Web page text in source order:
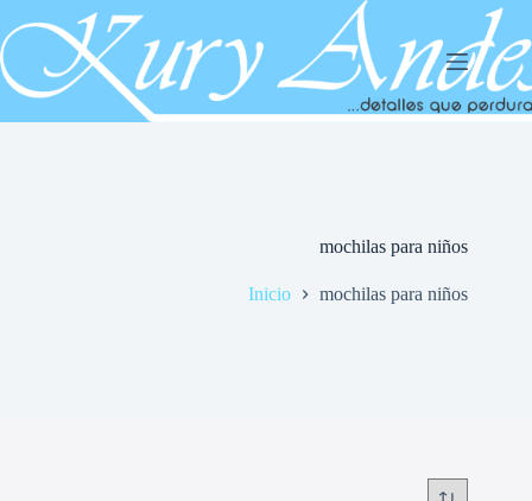
al
contenido
mochilas para niños
Inicio mochilas para niños